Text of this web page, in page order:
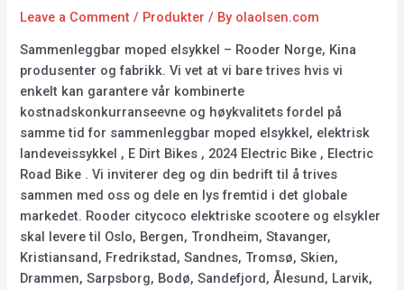
Leave a Comment / Produkter / By olaolsen.com
Sammenleggbar moped elsykkel – Rooder Norge, Kina
produsenter og fabrikk. Vi vet at vi bare trives hvis vi
enkelt kan garantere vår kombinerte
kostnadskonkurranseevne og høykvalitets fordel på
samme tid for sammenleggbar moped elsykkel, elektrisk
landeveissykkel , E Dirt Bikes , 2024 Electric Bike , Electric
Road Bike . Vi inviterer deg og din bedrift til å trives
sammen med oss og dele en lys fremtid i det globale
markedet. Rooder citycoco elektriske scootere og elsykler
skal levere til Oslo, Bergen, Trondheim, Stavanger,
Kristiansand, Fredrikstad, Sandnes, Tromsø, Skien,
Drammen, Sarpsborg, Bodø, Sandefjord, Ålesund, Larvik,